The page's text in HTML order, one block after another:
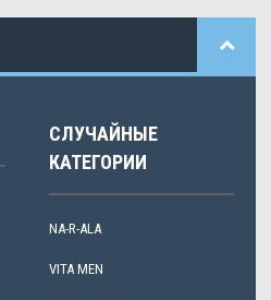
СЛУЧАЙНЫЕ
КАТЕГОРИИ
NA-R-ALA
VITA MEN